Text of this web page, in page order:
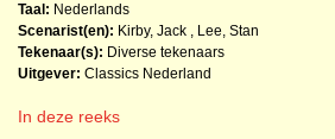
Taal: Nederlands
Scenarist(en): Kirby, Jack , Lee, Stan
Tekenaar(s): Diverse tekenaars
Uitgever: Classics Nederland
In deze reeks